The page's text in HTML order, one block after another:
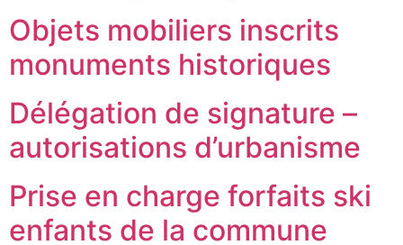
Objets mobiliers inscrits
monuments historiques
Délégation de signature –
autorisations d’urbanisme
Prise en charge forfaits ski
enfants de la commune